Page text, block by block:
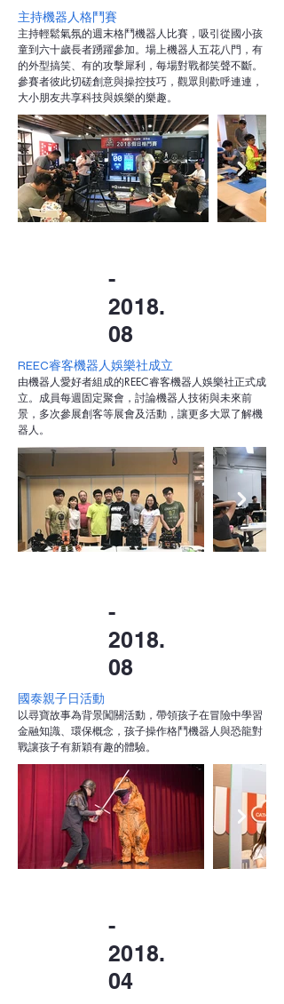
主持機器人格鬥賽
主持輕鬆氣氛的週末格鬥機器人比賽，吸引從國小孩
童到六十歲長者踴躍參加。場上機器人五花八門，有
的外型搞笑、有的攻擊犀利，每場對戰都笑聲不斷。
參賽者彼此切磋創意與操控技巧，觀眾則歡呼連連，
大小朋友共享科技與娛樂的樂趣。
-
2018.
08
REEC睿客機器人娛樂社成立
由機器人愛好者組成的REEC睿客機器人娛樂社正式成
立。成員每週固定聚會，討論機器人技術與未來前
景，多次參展創客等展會及活動，讓更多大眾了解機
器人。
-
2018.
08
國泰親子日活動
以尋寶故事為背景闖關活動，帶領孩子在冒險中學習
金融知識、環保概念，孩子操作格鬥機器人與恐龍對
戰讓孩子有新穎有趣的體驗。
-
2018.
04